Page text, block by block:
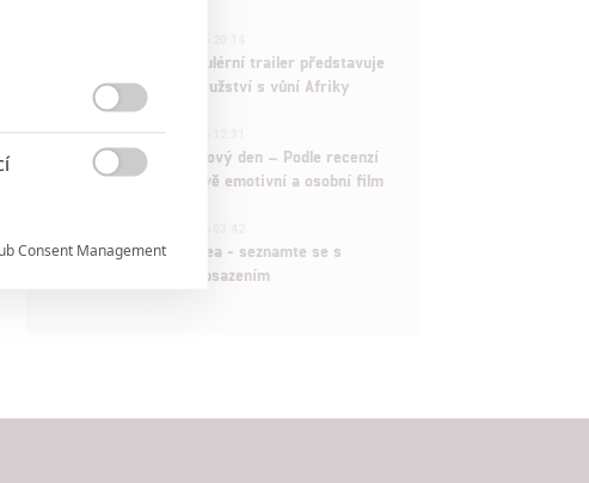
Děti krve a kostí: Regulérní trailer představuje
akční fantasy dobrodružství s vůní Afriky
Spider-Man: Zbrusu nový den – Podle recenzí
máme čekat překvapivě emotivní a osobní film
Velké preview: Odyssea - seznamte se s
maximálně nabitým obsazením

Consent Management